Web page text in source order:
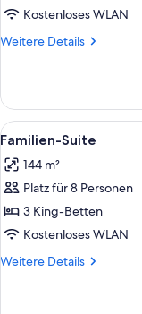
Kostenloses WLAN
Weitere Details
Weitere
Philharmoniker
Suite
Alle
Fotos
für
Familien-
Suite
anzeigen
11
Familien-Suite
144 m²
Platz für 8 Personen
3 King-Betten
Kostenloses WLAN
Weitere Details
Weitere